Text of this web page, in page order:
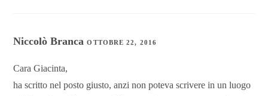
Niccolò BrancaOTTOBRE 22, 2016
Cara Giacinta,
ha scritto nel posto giusto, anzi non poteva scrivere in un luogo